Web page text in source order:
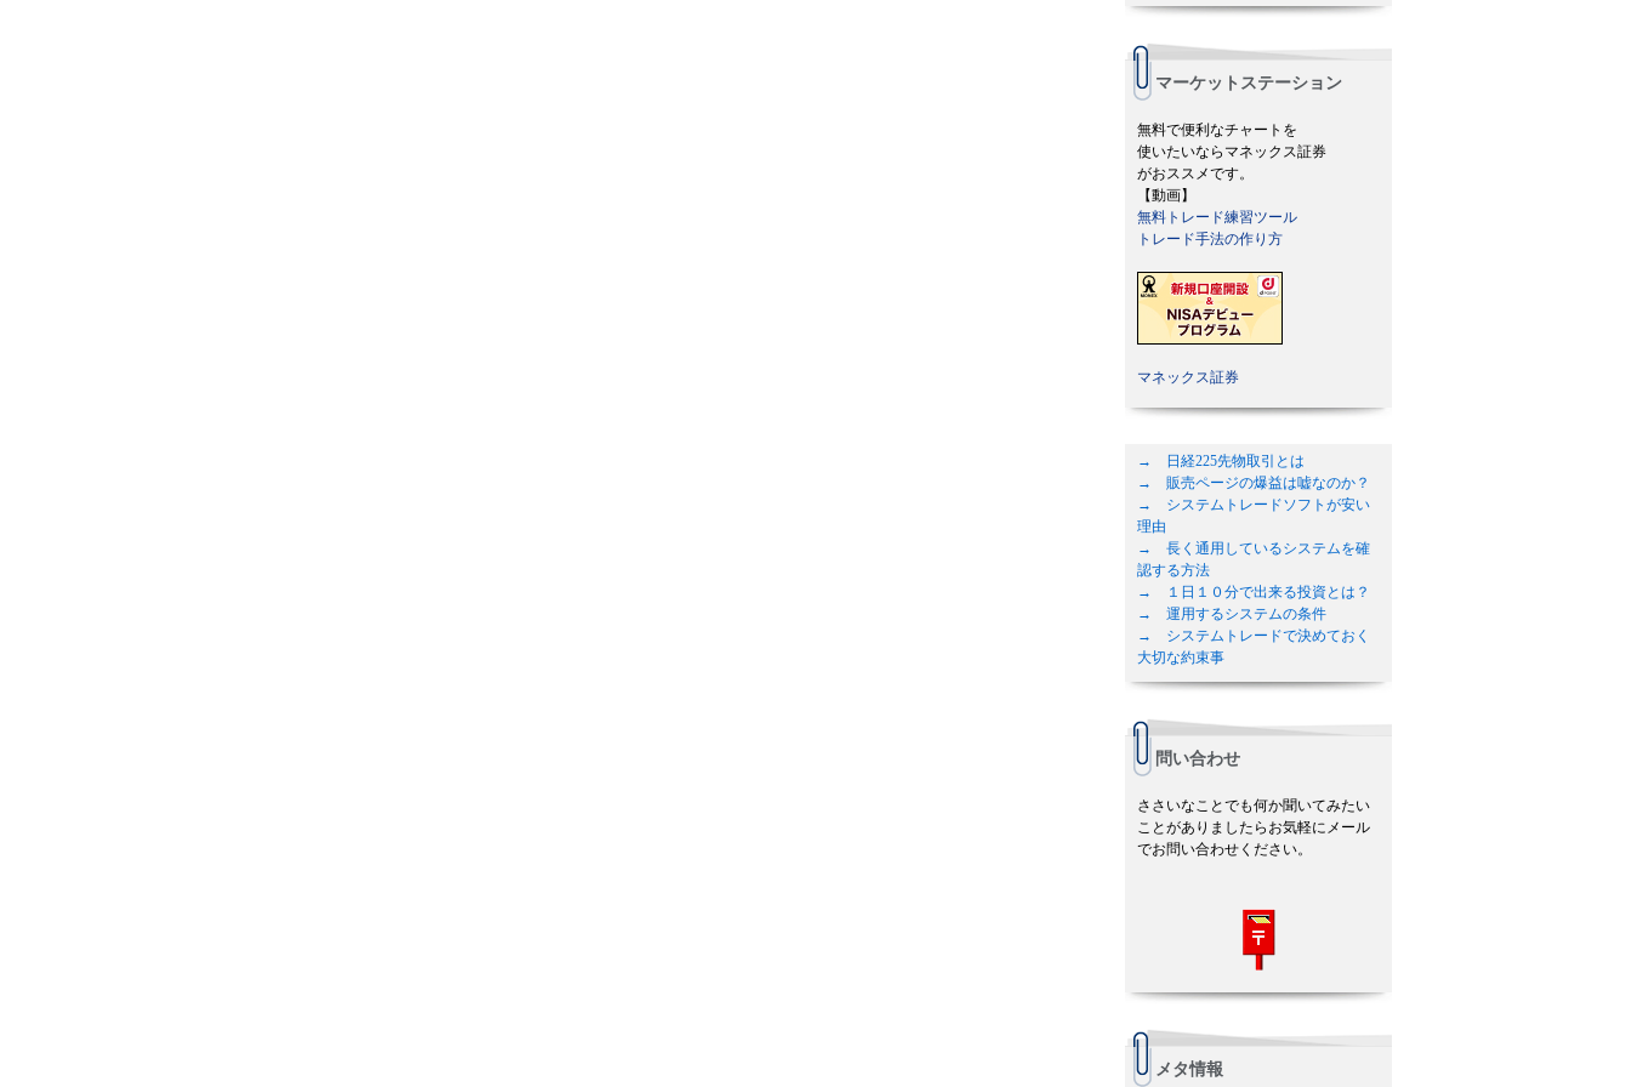
マーケットステーション
無料で便利なチャートを
使いたいならマネックス証券
がおススメです。
【動画】
無料トレード練習ツール
トレード手法の作り方
マネックス証券
→ 日経225先物取引とは
→ 販売ページの爆益は嘘なのか？
→ システムトレードソフトが安い
理由
→ 長く通用しているシステムを確
認する方法
→ １日１０分で出来る投資とは？
→ 運用するシステムの条件
→ システムトレードで決めておく
大切な約束事
問い合わせ
ささいなことでも何か聞いてみたい
ことがありましたらお気軽にメール
でお問い合わせください。
メタ情報